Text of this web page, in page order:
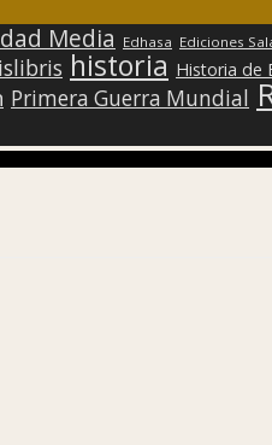
Media Edhasa Ediciones
historia Historia de
Primera Guerra Mundial